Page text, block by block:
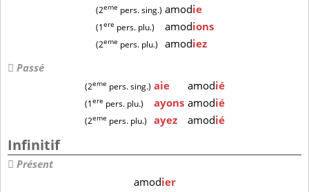
(2eme pers. sing.) amodie
(1ere pers. plu.) amodions
(2eme pers. plu.) amodiez
Passé
(2eme pers. sing.) aie amodié
(1ere pers. plu.) ayons amodié
(2eme pers. plu.) ayez amodié
Infinitif
Présent
amodier